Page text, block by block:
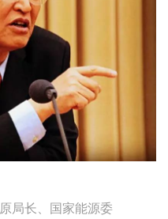
局长、国家能源委